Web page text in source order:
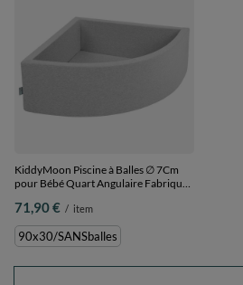
KiddyMoon Piscine à Balles ∅ 7Cm
pour Bébé Quart Angulaire Fabriqué
71,90 € / item
90x30/SANSballes